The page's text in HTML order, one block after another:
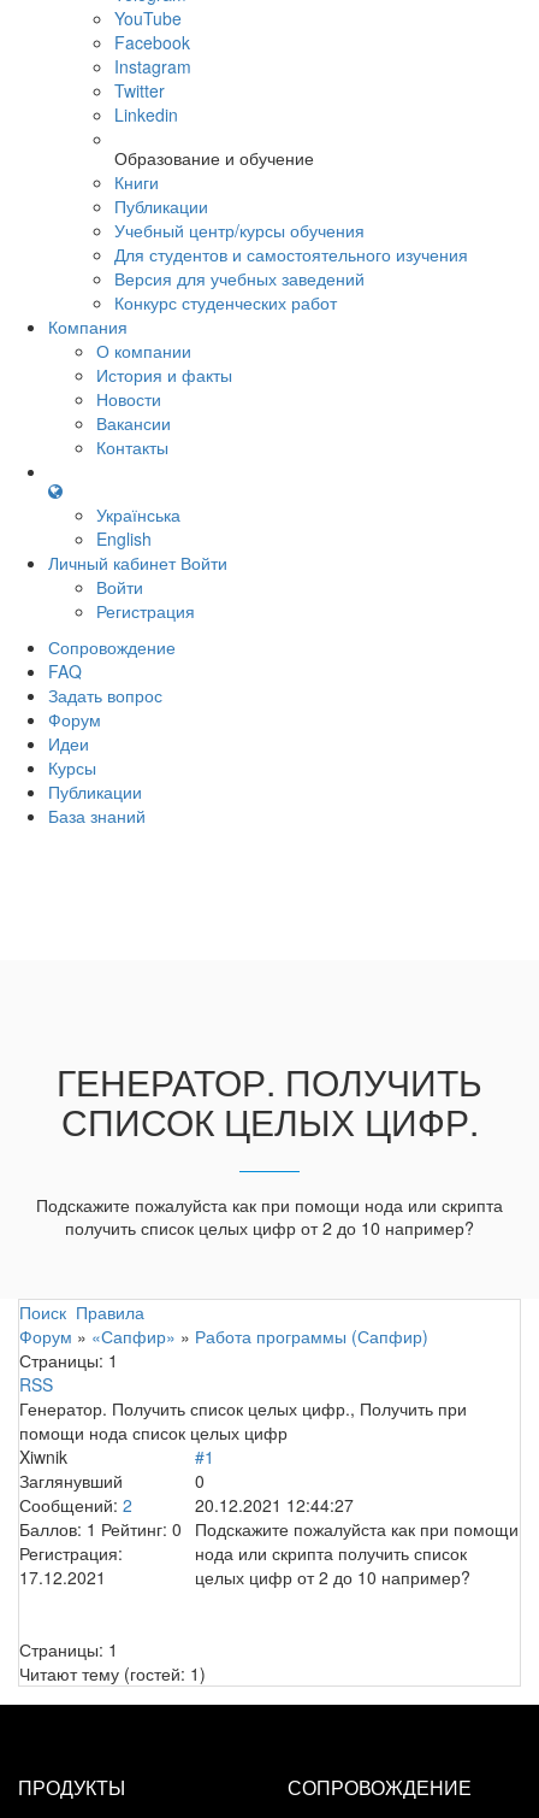
YouTube
Facebook
Instagram
Twitter
Linkedin
Образование и обучение
Книги
Публикации
Учебный центр/курсы обучения
Для студентов и самостоятельного изучения
Версия для учебных заведений
Конкурс студенческих работ
Компания
О компании
История и факты
Новости
Вакансии
Контакты
Українська
English
Личный кабинет Войти
Войти
Регистрация
Сопровождение
FAQ
Задать вопрос
Форум
Идеи
Курсы
Публикации
База знаний
ГЕНЕРАТОР. ПОЛУЧИТЬ
СПИСОК ЦЕЛЫХ ЦИФР.
Подскажите пожалуйста как при помощи нода или скрипта
получить список целых цифр от 2 до 10 например?
Поиск Правила
Форум » «Сапфир» » Работа программы (Сапфир)
Страницы: 1
RSS
Генератор. Получить список целых цифр., Получить при
помощи нода список целых цифр
Xiwnik
Заглянувший
Сообщений: 2
Баллов: 1 Рейтинг: 0
Регистрация:
17.12.2021
#1
0
20.12.2021 12:44:27
Подскажите пожалуйста как при помощи
нода или скрипта получить список
целых цифр от 2 до 10 например?
Страницы: 1
Читают тему (гостей: 1)
ПРОДУКТЫ СОПРОВОЖДЕНИЕ